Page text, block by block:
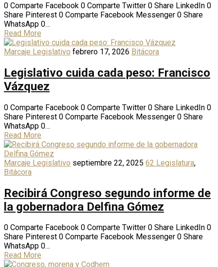
0 Comparte Facebook 0 Comparte Twitter 0 Share LinkedIn 0
Share Pinterest 0 Comparte Facebook Messenger 0 Share
WhatsApp 0…
Read More
Marcaje Legislativo febrero 17, 2026 Bitácora
Legislativo cuida cada peso: Francisco
Vázquez
0 Comparte Facebook 0 Comparte Twitter 0 Share LinkedIn 0
Share Pinterest 0 Comparte Facebook Messenger 0 Share
WhatsApp 0…
Read More
Marcaje Legislativo septiembre 22, 2025 62 Legislatura,
Bitácora
Recibirá Congreso segundo informe de
la gobernadora Delfina Gómez
0 Comparte Facebook 0 Comparte Twitter 0 Share LinkedIn 0
Share Pinterest 0 Comparte Facebook Messenger 0 Share
WhatsApp 0…
Read More